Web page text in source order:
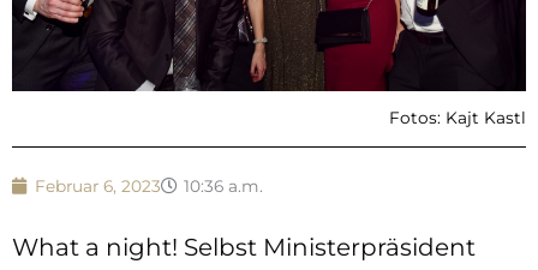
Fotos: Kajt Kastl
Februar 6, 2023 10:36 a.m.
What a night! Selbst Ministerpräsident